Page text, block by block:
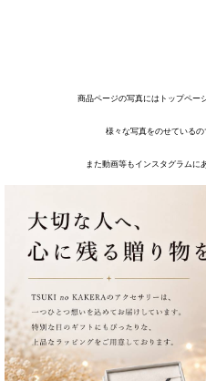
商品ページの写真にはトップペー
様々な写真をのせているの
また動画等もインスタグラムに